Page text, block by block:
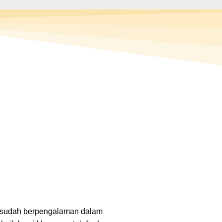
berpengalaman dalam